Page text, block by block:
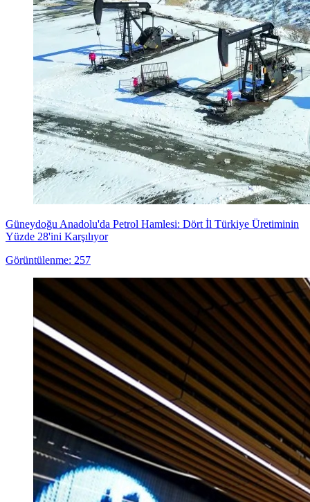
Güneydoğu Anadolu'da Petrol Hamlesi: Dört İl Türkiye Üretiminin
Yüzde 28'ini Karşılıyor
Görüntülenme: 257